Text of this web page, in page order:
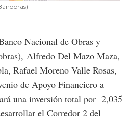
)
Nacional de Obras y
Alfredo Del Mazo Maza,
Rafael Moreno Valle Rosas,
de Apoyo Financiero a
una inversión total por 2,035
el Corredor 2 del